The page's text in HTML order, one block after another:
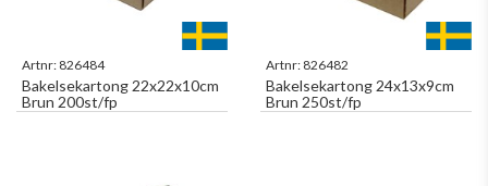
Artnr: 826484
Bakelsekartong 22x22x10cm
Brun 200st/fp
Artnr: 826482
Bakelsekartong 24x13x9cm
Brun 250st/fp